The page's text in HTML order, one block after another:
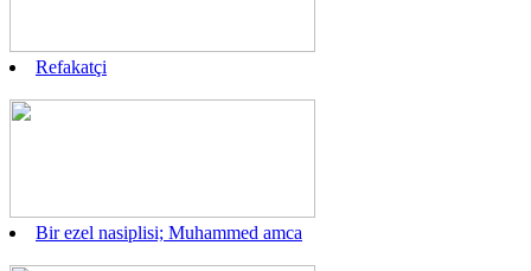
Refakatçi
Bir ezel nasiplisi; Muhammed amca